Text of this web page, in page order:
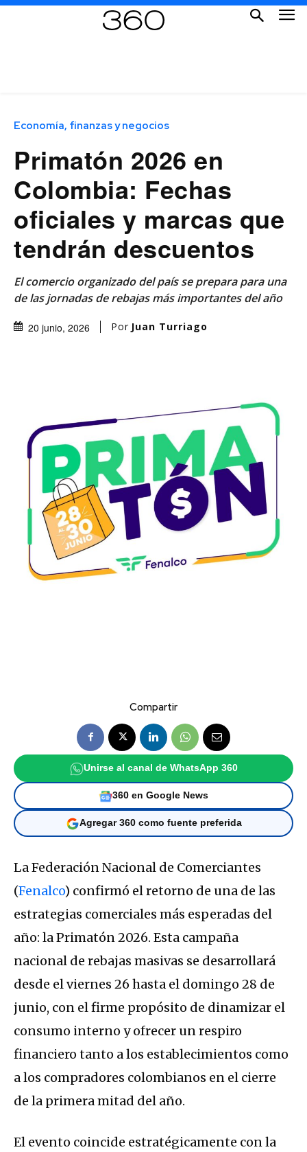
Economía, finanzas y negocios
Primatón 2026 en
Colombia: Fechas
oficiales y marcas que
tendrán descuentos
El comercio organizado del país se prepara para una
de las jornadas de rebajas más importantes del año
20 junio, 2026 Por Juan Turriago
Compartir
Unirse al canal de WhatsApp 360
360 en Google News
Agregar 360 como fuente preferida
La Federación Nacional de Comerciantes
(Fenalco) confirmó el retorno de una de las
estrategias comerciales más esperadas del
año: la Primatón 2026. Esta campaña
nacional de rebajas masivas se desarrollará
desde el viernes 26 hasta el domingo 28 de
junio, con el firme propósito de dinamizar el
consumo interno y ofrecer un respiro
financiero tanto a los establecimientos como
a los compradores colombianos en el cierre
de la primera mitad del año.
El evento coincide estratégicamente con la